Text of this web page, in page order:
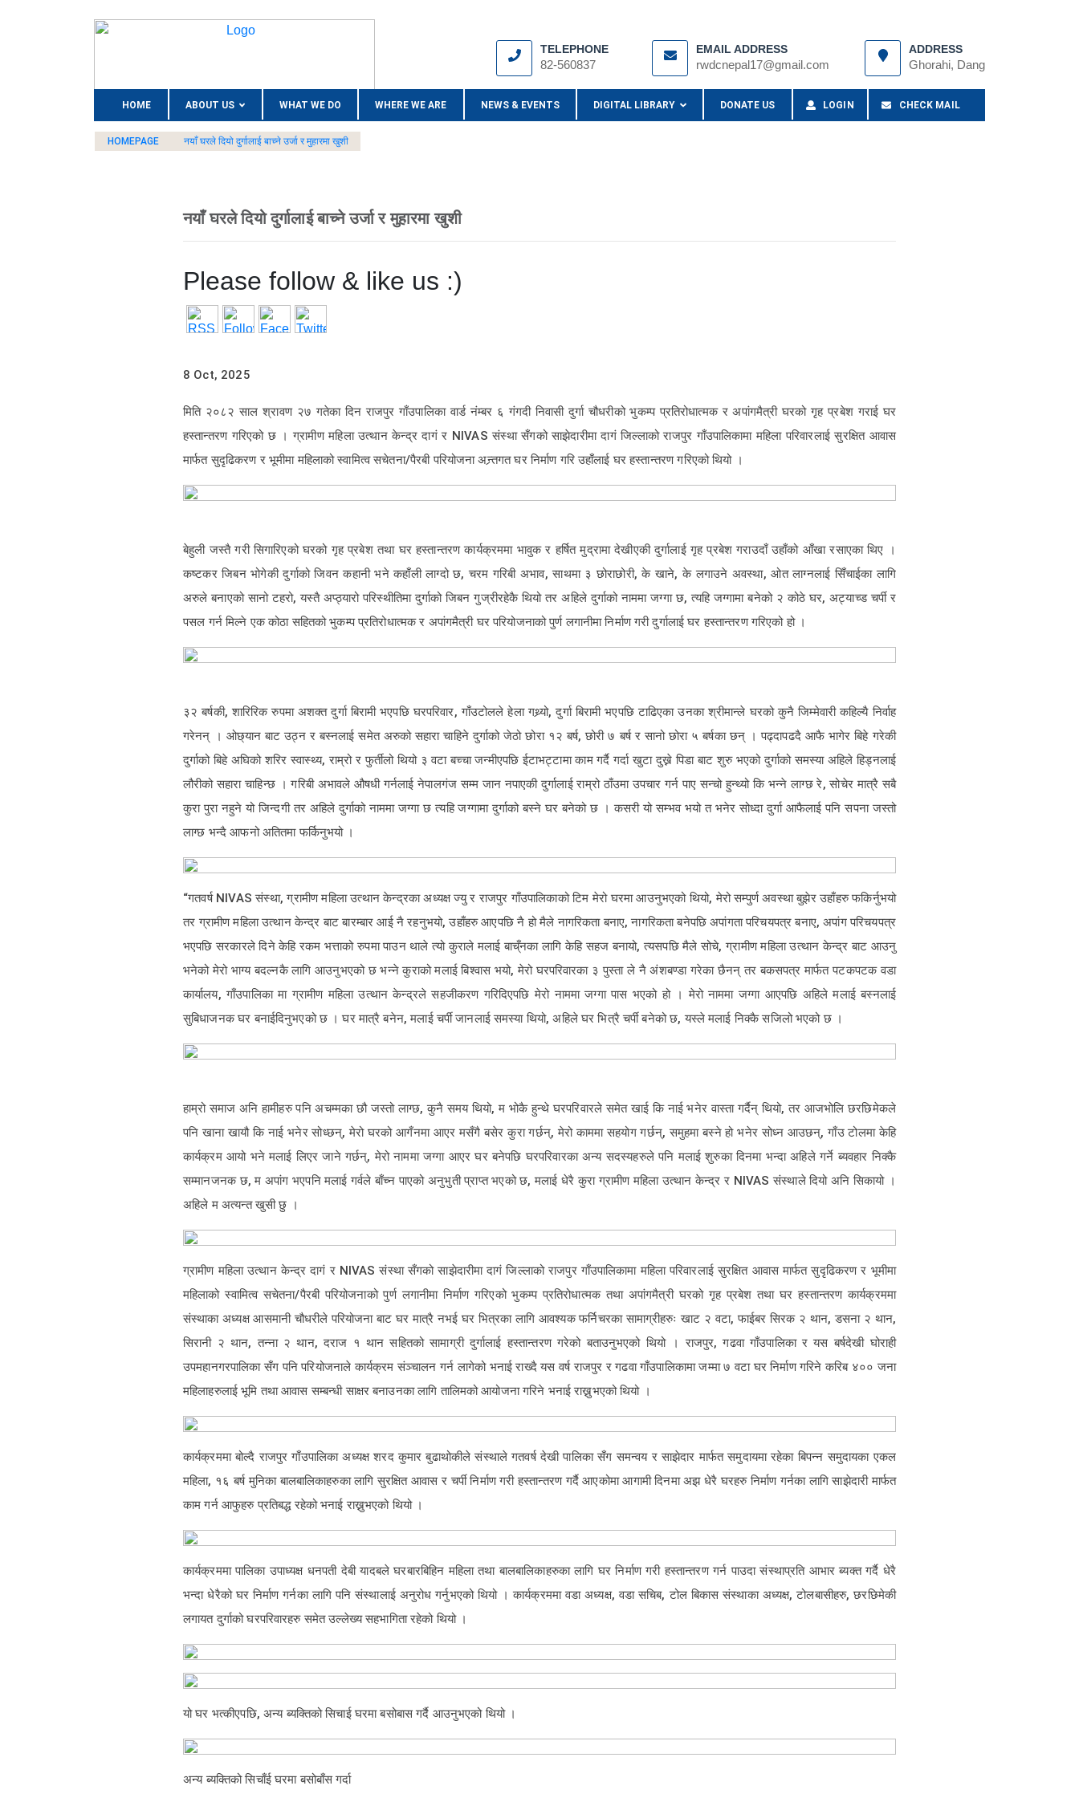
TELEPHONE
82-560837
EMAIL ADDRESS
rwdcnepal17@gmail.com
ADDRESS
Ghorahi, Dang
HOME(CURRENT)ABOUT US WHAT WE DO WHERE WE ARE NEWS & EVENTS DIGITAL LIBRARY DONATE US LOGIN CHECK MAIL
HOMEPAGE नयाँ घरले दियो दुर्गालाई बाच्ने उर्जा र मुहारमा खुशी
नयाँ घरले दियो दुर्गालाई बाच्ने उर्जा र मुहारमा खुशी
Please follow & like us :)
8 Oct, 2025
मिति २०८२ साल श्रावण २७ गतेका दिन राजपुर गाँउपालिका वार्ड नंम्बर ६ गंगदी निवासी दुर्गा चौधरीको भुकम्प प्रतिरोधात्मक र अपांगमैत्री घरको गृह प्रबेश गराई घर
हस्तान्तरण गरिएको छ । ग्रामीण महिला उत्थान केन्द्र दागं र NIVAS संस्था सँगको साझेदारीमा दागं जिल्लाको राजपुर गाँउपालिकामा महिला परिवारलाई सुरक्षित आवास
मार्फत सुदृढिकरण र भूमीमा महिलाको स्वामित्व सचेतना/पैरबी परियोजना अन्र्तगत घर निर्माण गरि उहाँलाई घर हस्तान्तरण गरिएको थियो ।
बेहुली जस्तै गरी सिगारिएको घरको गृह प्रबेश तथा घर हस्तान्तरण कार्यक्रममा भावुक र हर्षित मुद्रामा देखीएकी दुर्गालाई गृह प्रबेश गराउदाँ उहाँको आँखा रसाएका थिए ।
कष्टकर जिबन भोगेकी दुर्गाको जिवन कहानी भने कहाँली लाग्दो छ, चरम गरिबी अभाव, साथमा ३ छोराछोरी, के खाने, के लगाउने अवस्था, ओत लाग्नलाई सिँचाईका लागि
अरुले बनाएको सानो टहरो, यस्तै अप्ठ्यारो परिस्थीतिमा दुर्गाको जिबन गुज्रीरहेकै थियो तर अहिले दुर्गाको नाममा जग्गा छ, त्यहि जग्गामा बनेको २ कोठे घर, अट्याच्ड चर्पी र
पसल गर्न मिल्ने एक कोठा सहितको भुकम्प प्रतिरोधात्मक र अपांगमैत्री घर परियोजनाको पुर्ण लगानीमा निर्माण गरी दुर्गालाई घर हस्तान्तरण गरिएको हो ।
३२ बर्षकी, शारिरिक रुपमा अशक्त दुर्गा बिरामी भएपछि घरपरिवार, गाँउटोलले हेला गथ्र्यो, दुर्गा बिरामी भएपछि टाढिएका उनका श्रीमान्ले घरको कुनै जिम्मेवारी कहिल्यै निर्वाह
गरेनन् । ओछ्यान बाट उठ्न र बस्नलाई समेत अरुको सहारा चाहिने दुर्गाको जेठो छोरा १२ बर्ष, छोरी ७ बर्ष र सानो छोरा ५ बर्षका छन् । पढ्दापढदै आफै भागेर बिहे गरेकी
दुर्गाको बिहे अघिको शरिर स्वास्थ्य, राम्रो र फुर्तीलो थियो ३ वटा बच्चा जन्मीएपछि ईटाभट्टामा काम गर्दै गर्दा खुटा दुख्ने पिडा बाट शुरु भएको दुर्गाको समस्या अहिले हिड्नलाई
लौरीको सहारा चाहिन्छ । गरिबी अभावले औषधी गर्नलाई नेपालगंज सम्म जान नपाएकी दुर्गालाई राम्रो ठाँउमा उपचार गर्न पाए सन्चो हुन्थ्यो कि भन्ने लाग्छ रे, सोचेर मात्रै सबै
कुरा पुरा नहुने यो जिन्दगी तर अहिले दुर्गाको नाममा जग्गा छ त्यहि जग्गामा दुर्गाको बस्ने घर बनेको छ । कसरी यो सम्भव भयो त भनेर सोध्दा दुर्गा आफैलाई पनि सपना जस्तो
लाग्छ भन्दै आफनो अतितमा फर्किनुभयो ।
“गतवर्ष NIVAS संस्था, ग्रामीण महिला उत्थान केन्द्रका अध्यक्ष ज्यु र राजपुर गाँउपालिकाको टिम मेरो घरमा आउनुभएको थियो, मेरो सम्पुर्ण अवस्था बुझेर उहाँहरु फकिर्नुभयो
तर ग्रामीण महिला उत्थान केन्द्र बाट बारम्बार आई नै रहनुभयो, उहाँहरु आएपछि नै हो मैले नागरिकता बनाए, नागरिकता बनेपछि अपांगता परिचयपत्र बनाए, अपांग परिचयपत्र
भएपछि सरकारले दिने केहि रकम भत्ताको रुपमा पाउन थाले त्यो कुराले मलाई बाच्ँनका लागि केहि सहज बनायो, त्यसपछि मैले सोचे, ग्रामीण महिला उत्थान केन्द्र बाट आउनु
भनेको मेरो भाग्य बदल्नकै लागि आउनुभएको छ भन्ने कुराको मलाई बिश्वास भयो, मेरो घरपरिवारका ३ पुस्ता ले नै अंशबण्डा गरेका छैनन् तर बकसपत्र मार्फत पटकपटक वडा
कार्यालय, गाँउपालिका मा ग्रामीण महिला उत्थान केन्द्रले सहजीकरण गरिदिएपछि मेरो नाममा जग्गा पास भएको हो । मेरो नाममा जग्गा आएपछि अहिले मलाई बस्नलाई
सुबिधाजनक घर बनाईदिनुभएको छ । घर मात्रै बनेन, मलाई चर्पी जानलाई समस्या थियो, अहिले घर भित्रै चर्पी बनेको छ, यस्ले मलाई निक्कै सजिलो भएको छ ।
हाम्रो समाज अनि हामीहरु पनि अचम्मका छौ जस्तो लाग्छ, कुनै समय थियो, म भोकै हुन्थे घरपरिवारले समेत खाई कि नाई भनेर वास्ता गर्दैन् थियो, तर आजभोलि छरछिमेकले
पनि खाना खायौ कि नाई भनेर सोध्छन्, मेरो घरको आगँनमा आएर मसँगै बसेर कुरा गर्छन्, मेरो काममा सहयोग गर्छन्, समुहमा बस्ने हो भनेर सोध्न आउछन्, गाँउ टोलमा केहि
कार्यक्रम आयो भने मलाई लिएर जाने गर्छन्, मेरो नाममा जग्गा आएर घर बनेपछि घरपरिवारका अन्य सदस्यहरुले पनि मलाई शुरुका दिनमा भन्दा अहिले गर्ने ब्यवहार निक्कै
सम्मानजनक छ, म अपांग भएपनि मलाई गर्वले बाँच्न पाएको अनुभुती प्राप्त भएको छ, मलाई धेरै कुरा ग्रामीण महिला उत्थान केन्द्र र NIVAS संस्थाले दियो अनि सिकायो ।
अहिले म अत्यन्त खुसी छु ।
ग्रामीण महिला उत्थान केन्द्र दागं र NIVAS संस्था सँगको साझेदारीमा दागं जिल्लाको राजपुर गाँउपालिकामा महिला परिवारलाई सुरक्षित आवास मार्फत सुदृढिकरण र भूमीमा
महिलाको स्वामित्व सचेतना/पैरबी परियोजनाको पुर्ण लगानीमा निर्माण गरिएको भुकम्प प्रतिरोधात्मक तथा अपांगमैत्री घरको गृह प्रबेश तथा घर हस्तान्तरण कार्यक्रममा
संस्थाका अध्यक्ष आसमानी चौधरीले परियोजना बाट घर मात्रै नभई घर भित्रका लागि आवश्यक फर्निचरका सामाग्रीहरुः खाट २ वटा, फाईबर सिरक २ थान, डसना २ थान,
सिरानी २ थान, तन्ना २ थान, दराज १ थान सहितको सामाग्री दुर्गालाई हस्तान्तरण गरेको बताउनुभएको थियो । राजपुर, गढवा गाँउपालिका र यस बर्षदेखी घोराही
उपमहानगरपालिका सँग पनि परियोजनाले कार्यक्रम संञ्चालन गर्न लागेको भनाई राख्दै यस वर्ष राजपुर र गढवा गाँउपालिकामा जम्मा ७ वटा घर निर्माण गरिने करिब ४०० जना
महिलाहरुलाई भूमि तथा आवास सम्बन्धी साक्षर बनाउनका लागि तालिमको आयोजना गरिने भनाई राख्नुभएको थियो ।
कार्यक्रममा बोल्दै राजपुर गाँउपालिका अध्यक्ष शरद कुमार बुढाथोकीले संस्थाले गतवर्ष देखी पालिका सँग समन्वय र साझेदार मार्फत समुदायमा रहेका बिपन्न समुदायका एकल
महिला, १६ बर्ष मुनिका बालबालिकाहरुका लागि सुरक्षित आवास र चर्पी निर्माण गरी हस्तान्तरण गर्दै आएकोमा आगामी दिनमा अझ धेरै घरहरु निर्माण गर्नका लागि साझेदारी मार्फत
काम गर्न आफुहरु प्रतिबद्ध रहेको भनाई राख्नुभएको थियो ।
कार्यक्रममा पालिका उपाध्यक्ष धनपती देबी यादबले घरबारबिहिन महिला तथा बालबालिकाहरुका लागि घर निर्माण गरी हस्तान्तरण गर्न पाउदा संस्थाप्रति आभार ब्यक्त गर्दै धेरै
भन्दा धेरैको घर निर्माण गर्नका लागि पनि संस्थालाई अनुरोध गर्नुभएको थियो । कार्यक्रममा वडा अध्यक्ष, वडा सचिब, टोल बिकास संस्थाका अध्यक्ष, टोलबासीहरु, छरछिमेकी
लगायत दुर्गाको घरपरिवारहरु समेत उल्लेख्य सहभागिता रहेको थियो ।
यो घर भत्कीएपछि, अन्य ब्यक्तिको सिचाई घरमा बसोबास गर्दै आउनुभएको थियो ।
अन्य ब्यक्तिको सिचाँई घरमा बसोबाँस गर्दा